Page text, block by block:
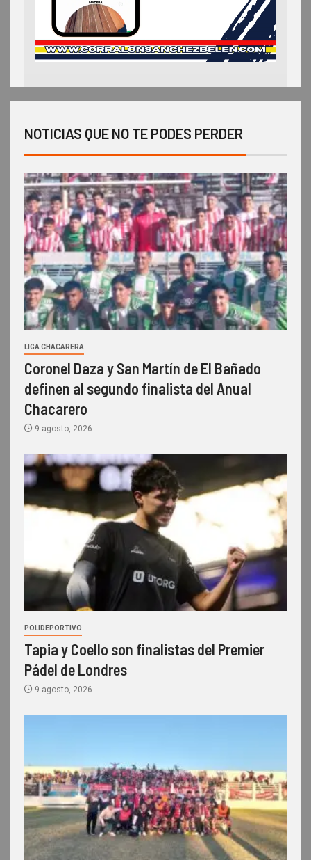
NOTICIAS QUE NO TE PODES PERDER
LIGA CHACARERA
Coronel Daza y San Martín de El Bañado
definen al segundo finalista del Anual
Chacarero
9 agosto, 2026
POLIDEPORTIVO
Tapia y Coello son finalistas del Premier
Pádel de Londres
9 agosto, 2026